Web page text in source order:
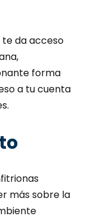
te da acceso
forma
a tu cuenta
más sobre la